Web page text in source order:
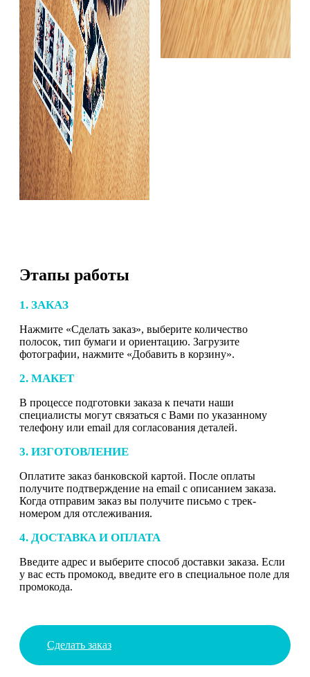
Этапы работы
1. ЗАКАЗ
Нажмите «Сделать заказ», выберите количество
полосок, тип бумаги и ориентацию. Загрузите
фотографии, нажмите «Добавить в корзину».
2. МАКЕТ
В процессе подготовки заказа к печати наши
специалисты могут связаться с Вами по указанному
телефону или email для согласования деталей.
3. ИЗГОТОВЛЕНИЕ
Оплатите заказ банковской картой. После оплаты
получите подтверждение на email с описанием заказа.
Когда отправим заказ вы получите письмо с трек-
номером для отслеживания.
4. ДОСТАВКА И ОПЛАТА
Введите адрес и выберите способ доставки заказа. Если
у вас есть промокод, введите его в специальное поле для
промокода.
Сделать заказ